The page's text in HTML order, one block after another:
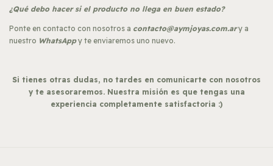
¿Qué debo hacer si el producto no llega en buen estado?
Ponte en contacto con nosotros a contacto@aymjoyas.com.ary a
nuestro WhatsAppy te enviaremos uno nuevo.
Si tienes otras dudas, no tardes en comunicarte con nosotros
y te asesoraremos. Nuestra misión es que tengas una
experiencia completamente satisfactoria :)